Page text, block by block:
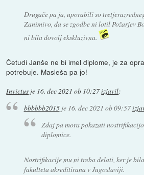
Drugače pa ja, uporabili so
Zanimivo, da se zgodbe ni lotil Požarjev
ni bila dovolj ekskluzivna.
Četudi Janše ne bi imel diplome, je za
potrebuje. Masleša pa jo!
Invictus je 16. dec 2021 ob 10:27izjavil:
bbbbbb2015je 16. dec 2021 ob 09:57
Zdaj pa mora pokazati nostrifikacijo
diplomice.
Nostrifikacije mu ni treba delati, ker je
fakulteta akreditirana v Jugoslaviji.